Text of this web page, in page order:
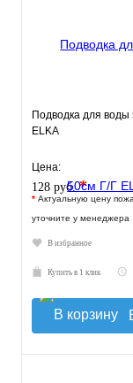
Подводка для воды
ELKA
Цена:
128 руб.*
* Актуальную цену
уточните у менеджера
В избранное
Купить в 1 клик